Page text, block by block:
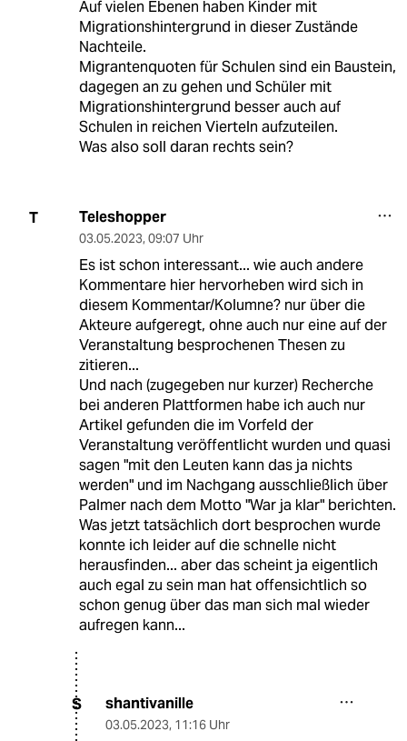
Auf vielen Ebenen haben Kinder mit
Migrationshintergrund in dieser Zustände
Nachteile.
Migrantenquoten für Schulen sind ein Baustein,
dagegen an zu gehen und Schüler mit
Migrationshintergrund besser auch auf
Schulen in reichen Vierteln aufzuteilen.
Was also soll daran rechts sein?
T Teleshopper
03.05.2023, 09:07 Uhr
Es ist schon interessant... wie auch andere
Kommentare hier hervorheben wird sich in
diesem Kommentar/Kolumne? nur über die
Akteure aufgeregt, ohne auch nur eine auf der
Veranstaltung besprochenen Thesen zu
zitieren...
Und nach (zugegeben nur kurzer) Recherche
bei anderen Plattformen habe ich auch nur
Artikel gefunden die im Vorfeld der
Veranstaltung veröffentlicht wurden und quasi
sagen "mit den Leuten kann das ja nichts
werden" und im Nachgang ausschließlich über
Palmer nach dem Motto "War ja klar" berichten.
Was jetzt tatsächlich dort besprochen wurde
konnte ich leider auf die schnelle nicht
herausfinden... aber das scheint ja eigentlich
auch egal zu sein man hat offensichtlich so
schon genug über das man sich mal wieder
aufregen kann...
S shantivanille
03.05.2023, 11:16 Uhr